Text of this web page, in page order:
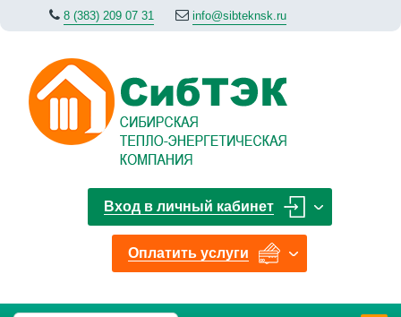
8 (383) 209 07 31 info@sibteknsk.ru
Вход в личный кабинет
Оплатить услуги